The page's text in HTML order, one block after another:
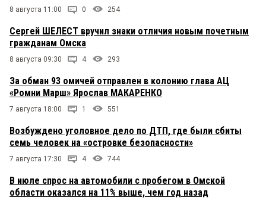
8 августа 11:00 0 254
Сергей ШЕЛЕСТ вручил знаки отличия новым почетным
гражданам Омска
8 августа 09:30 4 293
За обман 93 омичей отправлен в колонию глава АЦ
«Ромни Марш» Ярослав МАКАРЕНКО
7 августа 18:00 1 551
Возбуждено уголовное дело по ДТП, где были сбиты
семь человек на «островке безопасности»
7 августа 17:30 4 744
В июле спрос на автомобили с пробегом в Омской
области оказался на 11% выше, чем год назад